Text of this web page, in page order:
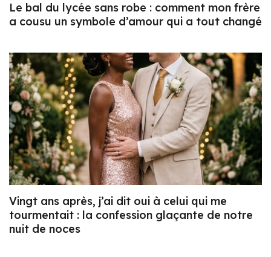
Le bal du lycée sans robe : comment mon frère
a cousu un symbole d’amour qui a tout changé
Vingt ans après, j’ai dit oui à celui qui me
tourmentait : la confession glaçante de notre
nuit de noces